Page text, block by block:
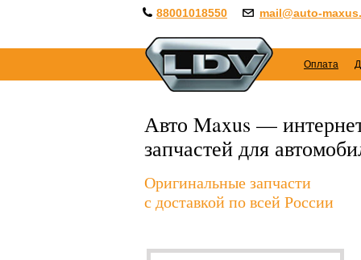
88001018550 mail@auto-
Оплата
Авто Maxus —
запчастей для
Оригинальные запчасти
с доставкой по всей России